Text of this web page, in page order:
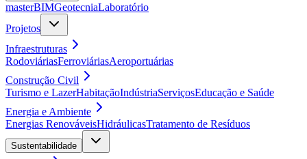
masterBIMGeotecniaLaboratório
Projetos
Infraestruturas
RodoviáriasFerroviáriasAeroportuárias
Construção Civil
Turismo e LazerHabitaçãoIndústriaServiçosEducação e Saúde
Energia e Ambiente
Energias RenováveisHidráulicasTratamento de Resíduos
Sustentabilidade